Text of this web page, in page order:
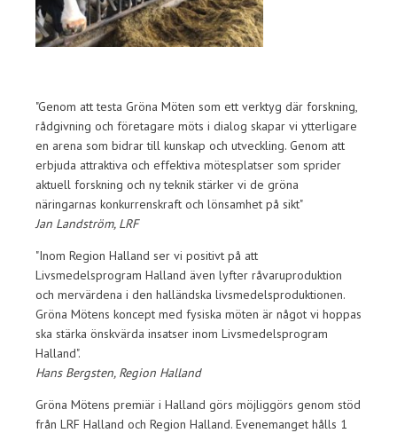
"Genom att testa Gröna Möten som ett verktyg där forskning,
rådgivning och företagare möts i dialog skapar vi ytterligare
en arena som bidrar till kunskap och utveckling. Genom att
erbjuda attraktiva och effektiva mötesplatser som sprider
aktuell forskning och ny teknik stärker vi de gröna
näringarnas konkurrenskraft och lönsamhet på sikt"
Jan Landström, LRF
"Inom Region Halland ser vi positivt på att
Livsmedelsprogram Halland även lyfter råvaruproduktion
och mervärdena i den halländska livsmedelsproduktionen.
Gröna Mötens koncept med fysiska möten är något vi hoppas
ska stärka önskvärda insatser inom Livsmedelsprogram
Halland".
Hans Bergsten, Region Halland
Gröna Mötens premiär i Halland görs möjliggörs genom stöd
från LRF Halland och Region Halland. Evenemanget hålls 1